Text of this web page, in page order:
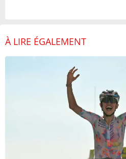
À LIRE ÉGALEMENT